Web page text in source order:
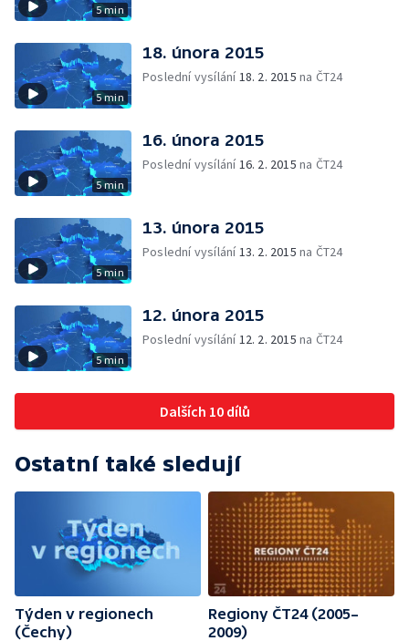
5 min
5 min
18. února 2015
Poslední vysílání18. 2. 2015 na ČT24
5 min
16. února 2015
Poslední vysílání16. 2. 2015 na ČT24
5 min
13. února 2015
Poslední vysílání13. 2. 2015 na ČT24
5 min
12. února 2015
Poslední vysílání12. 2. 2015 na ČT24
Dalších 10 dílů
Ostatní také sledují
Týden v regionech
(Čechy)
Regiony ČT24 (2005–
2009)